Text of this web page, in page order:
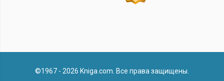
©1967 - 2026 Kniga.com. Все права защищены.